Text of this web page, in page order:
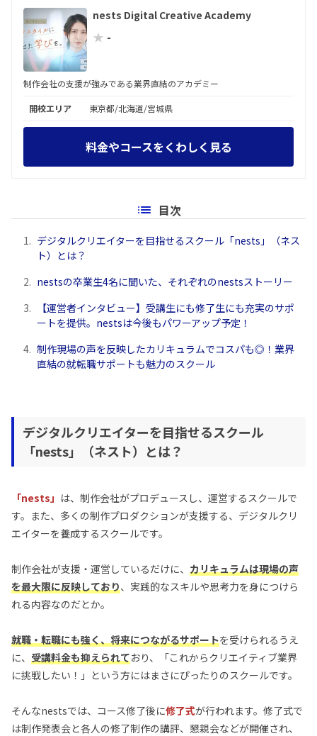
nests Digital Creative Academy
★ -
制作会社の支援が強みである業界直結のアカデミー
開校エリア 東京都/北海道/宮城県
料金やコースをくわしく見る
目次
1. デジタルクリエイターを目指せるスクール「nests」（ネス
ト）とは？
2. nestsの卒業生4名に聞いた、それぞれのnestsストーリー
3.
【運営者インタビュー】受講生にも修了生にも充実のサポ
ートを提供。nestsは今後もパワーアップ予定！
4. 制作現場の声を反映したカリキュラムでコスパも◎！業界
直結の就転職サポートも魅力のスクール
デジタルクリエイターを目指せるスクール
「nests」（ネスト）とは？
「nests」 は、制作会社がプロデュースし、運営するスクールで
す。また、多くの制作プロダクションが支援する、デジタルクリ
エイターを養成するスクールです。
制作会社が支援・運営しているだけに、 カリキュラムは現場の声
を最大限に反映しており、実践的なスキルや思考力を身につけら
れる内容なのだとか。
就職・転職にも強く、将来につながるサポートを受けられるうえ
に、 受講料金も抑えられており、「これからクリエイティブ業界
に挑戦したい！」という方にはまさにぴったりのスクールです。
そんなnestsでは、コース修了後に修了式が行われます。修了式で
は制作発表会と各人の修了制作の講評、懇親会などが開催され、